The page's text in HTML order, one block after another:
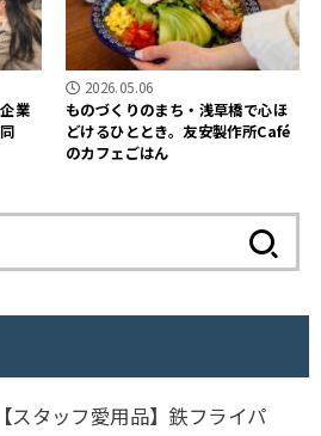
業
2026.05.06
ものづくりのまち・浅草橋で心ほ
どけるひととき。友安製作所Café
のカフェごはん
索
【スタッフ愛用品】鉄フライパ